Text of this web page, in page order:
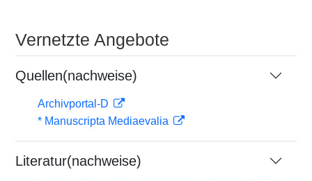
Vernetzte Angebote
Quellen(nachweise)
Archivportal-D
* Manuscripta Mediaevalia
Literatur(nachweise)